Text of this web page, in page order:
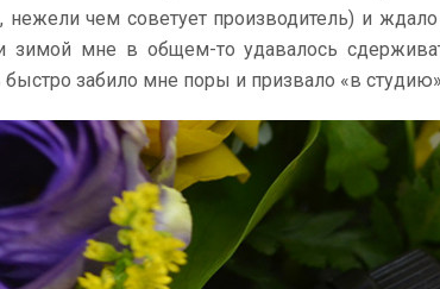
чем советует производитель) и
зимой мне в общем-то удавалось
быстро забило мне поры и призвало «в